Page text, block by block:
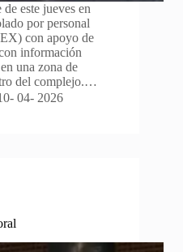
este jueves en
por personal
con apoyo de
información
una zona de
del complejo.…
04- 2026